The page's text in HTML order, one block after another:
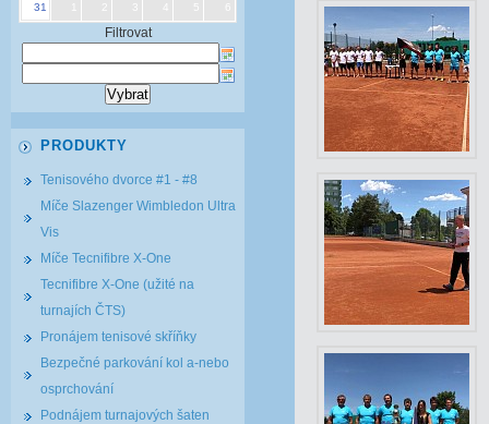
31 3 5
Filtrovat
PRODUKTY
Tenisového dvorce #1 - #8
Míče Slazenger Wimbledon Ultra
Vis
Míče Tecnifibre X-One
Tecnifibre X-One (užité na
turnajích ČTS)
Pronájem tenisové skříňky
Bezpečné parkování kol a-nebo
osprchování
Podnájem turnajových šaten